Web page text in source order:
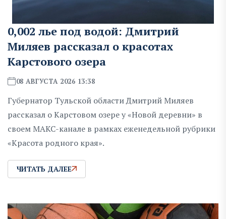
0,002 лье под водой: Дмитрий
Миляев рассказал о красотах
Карстового озера
08 АВГУСТА 2026 13:38
Губернатор Тульской области Дмитрий Миляев
рассказал о Карстовом озере у «Новой деревни» в
своем MAKC-канале в рамках еженедельной рубрики
«Красота родного края».
ЧИТАТЬ ДАЛЕЕ